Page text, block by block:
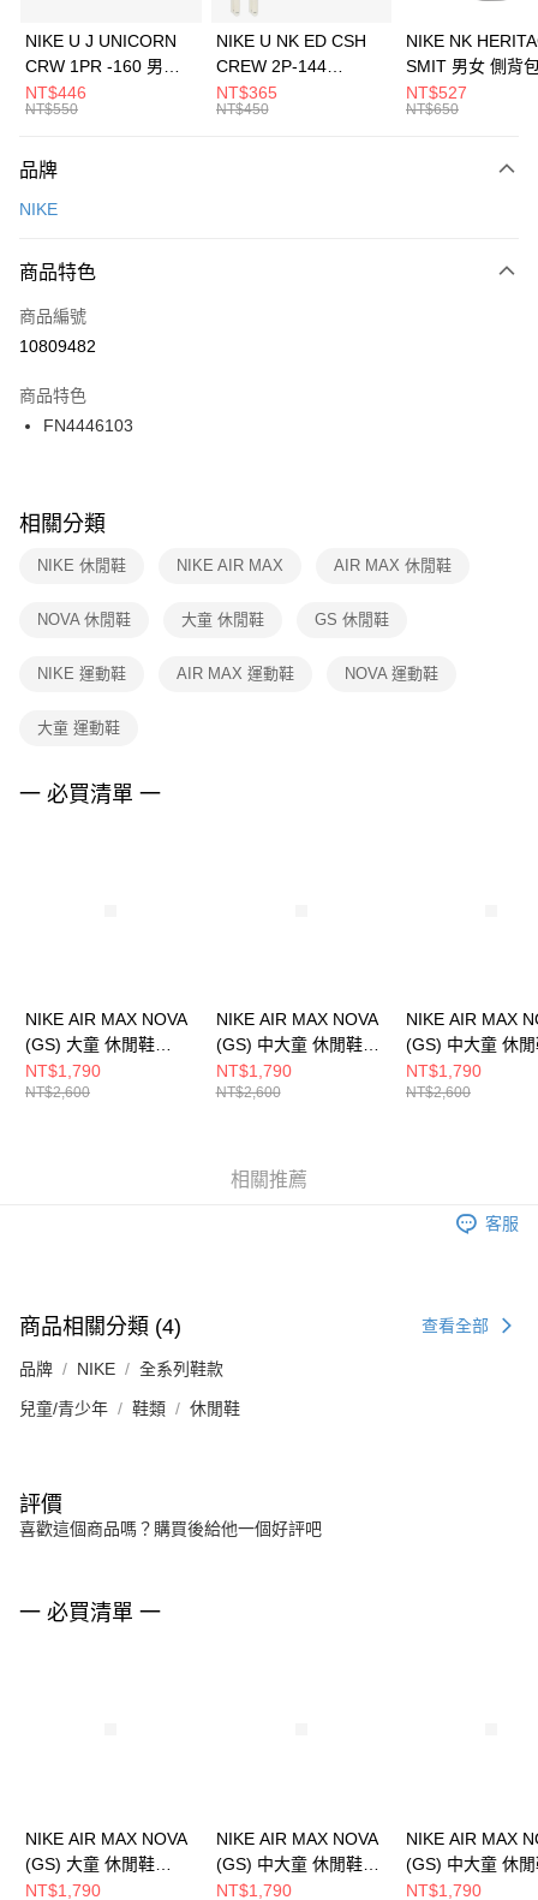
元大商業銀行
台灣樂天信用卡公司
全盈+PAY
AFTEE先享後付
【關於「AFTEE先享後付」】
便利好安心！
３．安心：先確認商品／服務後，再付款。
【「AFTEE先享後付」結帳流程】
１．於結帳方式選擇「AFTEE先享後付」後，將跳轉至「AFTEE先享後付」
２．訂單成立數日內，您將收到繳費通知簡訊。
３．收到繳費通知簡訊後14天內，點擊此簡訊中的連結，可透過四大超商／
ATM／網路銀行／等多元方式進行付款，方視為交易完成。
※ 交易是否成功請以「AFTEE先享後付 」之結帳頁面顯示為準，若有關於
是否繳費成功／繳費後需取消欲退款等相關疑問，請聯繫「AFTEE先享後付
客戶支援中心」
https://netprotections.freshdesk.com/support/home
１．透過由恩沛科技股份有限公司提供之「AFTEE先享後付」服務完成之交
權轉讓予恩沛科技股份有限公司。
３．未成年的使用者請事先徵得法定代理人或監護人之同意方可使用
４．使用「AFTEE先享後付」時，將依據個別帳號之用戶狀況，依本公司即
運送方式
每筆NT$100，滿NT$1,500(含以上)免運費
宅配
每筆NT$100，滿NT$1,500(含以上)免運費
NIKE U J UNICORN
CRW 1PR -160 男女
中統襪 FZ3393100
NT$446
NT$550
NIKE U NK ED CSH
CREW 2P-144
EMBRDY 男女 短統襪
FZ3073133
NT$365
NT$450
NIKE NK
SMIT 男女 側背
BA5871010
NT$527
NT$650
品牌
NIKE
商品特色
商品編號
10809482
商品特色
FN4446103
相關分類
NIKE 休閒鞋 NIKE AIR MAX AIR MAX 休閒鞋
NOVA 休閒鞋 大童 休閒鞋 GS 休閒鞋
NIKE 運動鞋 AIR MAX 運動鞋 NOVA 運動鞋
大童 運動鞋
一 必買清單 一
NIKE AIR MAX NOVA
(GS) 大童 休閒鞋
FN4446128
NT$1,790
NT$2,600
NIKE AIR MAX NOVA
(GS) 中大童 休閒鞋
FN4446009
NT$1,790
NT$2,600
NIKE AIR MAX
(GS) 中大童 休
FN4446008
NT$1,790
NT$2,600
相關推薦
客服
商品相關分類 (4) 查看全部
品牌 NIKE 全系列鞋款
兒童/青少年 鞋類 休閒鞋
評價
喜歡這個商品嗎？購買後給他一個好評吧
一 必買清單 一
NIKE AIR MAX NOVA
(GS) 大童 休閒鞋
FN4446128
NT$1,790
NIKE AIR MAX NOVA
(GS) 中大童 休閒鞋
FN4446009
NT$1,790
NIKE AIR MAX
(GS) 中大童 休
FN4446008
NT$1,790